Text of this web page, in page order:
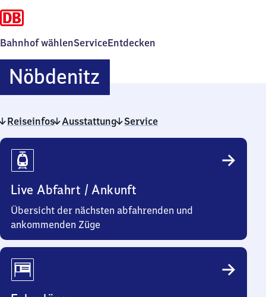
Bahnhof wählenServiceEntdecken
NöbdenitzNöbdenitz
Reiseinfos Ausstattung Service
Reiseinfos
Live Abfahrt / Ankunft
Übersicht der nächsten abfahrenden und
ankommenden Züge